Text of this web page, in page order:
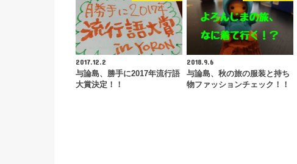
2017.12.2
与論島、勝手に2017年流行語
大賞決定！！
2018.9.6
与論島、秋の旅の服装と持ち
物ファッションチェック！！